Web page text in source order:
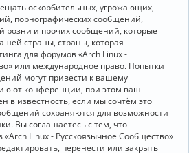
оскорбительных, угрожающих,
порнографических сообщений,
розни и прочих сообщений, которые
страны, страны, которая
для форумов «Arch Linux -
или международное право. Попытки
могут привести к вашему
от конференции, при этом ваш
в известность, если мы сочтём это
сохраняются для возможности
Вы соглашаетесь с тем, что
Linux - Русскоязычное Сообщество»
перенести или закрыть